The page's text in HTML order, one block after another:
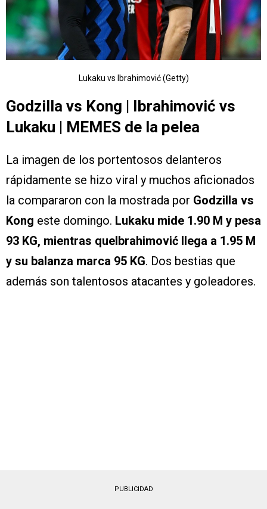
Lukaku vs Ibrahimović (Getty)
Godzilla vs Kong | Ibrahimović vs
Lukaku | MEMES de la pelea
La imagen de los portentosos delanteros
rápidamente se hizo viral y muchos aficionados
la compararon con la mostrada por Godzilla vs
Kong este domingo. Lukaku mide 1.90 M y pesa
93 KG, mientras queIbrahimović llega a 1.95 M
y su balanza marca 95 KG. Dos bestias que
además son talentosos atacantes y goleadores.
PUBLICIDAD